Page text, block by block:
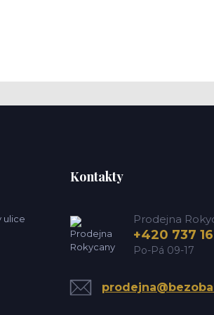
ulice
Kontakty
Prodejna
+420 737
Po-Pá 09-17